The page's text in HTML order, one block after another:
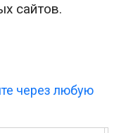
сайтов.
через любую